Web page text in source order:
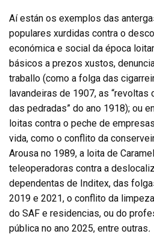
Aí están os exemplos das
populares xurdidas contra o
económica e social da época
básicos a prezos xustos,
traballo (como a folga das
lavandeiras de 1907, as “revoltas
das pedradas” do ano 1918); ou
loitas contra o peche de
vida, como o conflito da
Arousa no 1989, a loita de
teleoperadoras contra a
dependentas de Inditex, das
2019 e 2021, o conflito da
do SAF e residencias, ou do
pública no ano 2025, entre outras.